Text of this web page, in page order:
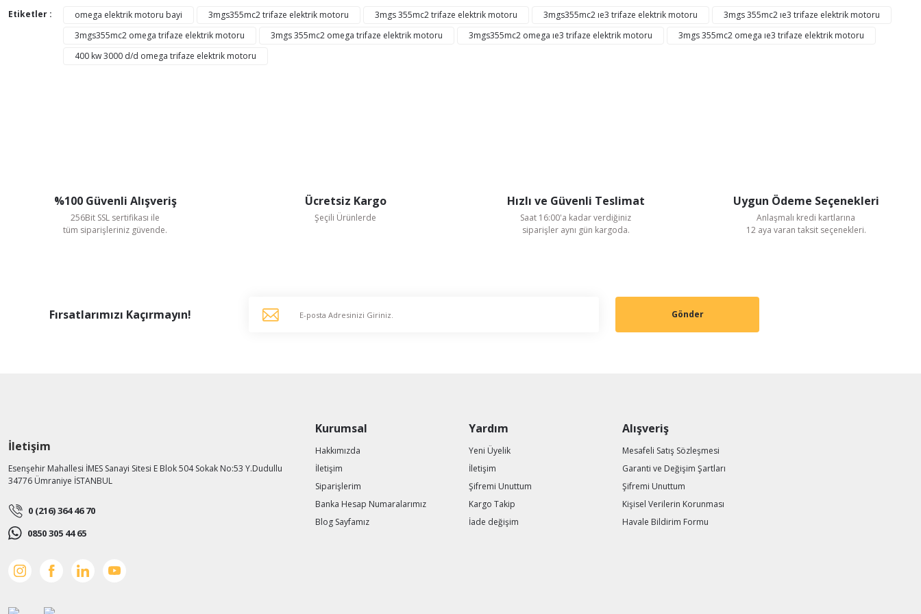
Bu ürüne ilk yorumu siz yapın!
Ürün resmi kalitesiz, bozuk veya görüntülenemiyor.
Ürün açıklamasında eksik bilgiler bulunuyor.
Etiketler : omega elektrik motoru bayi 3mgs355mc2 trifaze elektrik motoru 3mgs 355mc2 trifaze elektrik motoru 3mgs355mc2 ıe3 trifaze elektrik motoru
3mgs 355mc2 ıe3 trifaze elektrik motoru
3mgs355mc2 omega trifaze elektrik motoru
3mgs 355mc2 omega trifaze elektrik motoru 3mgs355mc2 omega ıe3 trifaze elektrik motoru
3mgs 355mc2 omega ıe3 trifaze elektrik motoru
400 kw 3000 d/d omega trifaze elektrik motoru
%100 Güvenli Alışveriş
256Bit SSL sertifikası ile
tüm siparişleriniz güvende.
Ücretsiz Kargo
Şeçili Ürünlerde
Hızlı ve Güvenli Teslimat
Saat 16:00'a kadar verdiğiniz
siparişler aynı gün kargoda.
Uygun Ödeme Seçenekleri
Anlaşmalı kredi kartlarına
12 aya varan taksit seçenekleri.
Fırsatlarımızı Kaçırmayın! Gönder
İletişim
Esenşehir Mahallesi İMES Sanayi Sitesi E Blok 504 Sokak No:53 Y.Dudullu
34776 Ümraniye İSTANBUL
0 (216) 364 46 70
0850 305 44 65
Kurumsal
Hakkımızda
İletişim
Siparişlerim
Banka Hesap Numaralarımız
Blog Sayfamız
Yardım
Yeni Üyelik
İletişim
Şifremi Unuttum
Kargo Takip
İade değişim
Alışveriş
Mesafeli Satış Sözleşmesi
Garanti ve Değişim Şartları
Şifremi Unuttum
Kişisel Verilerin Korunması
Havale Bildirim Formu